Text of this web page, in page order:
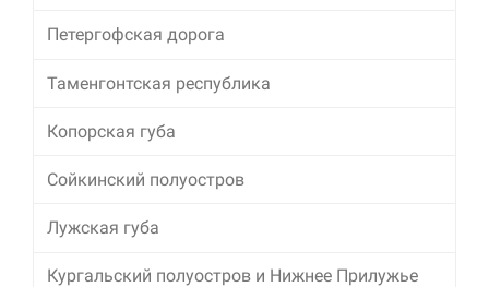
Петергофская дорога
Таменгонтская республика
Копорская губа
Сойкинский полуостров
Лужская губа
Кургальский полуостров и Нижнее Прилужье